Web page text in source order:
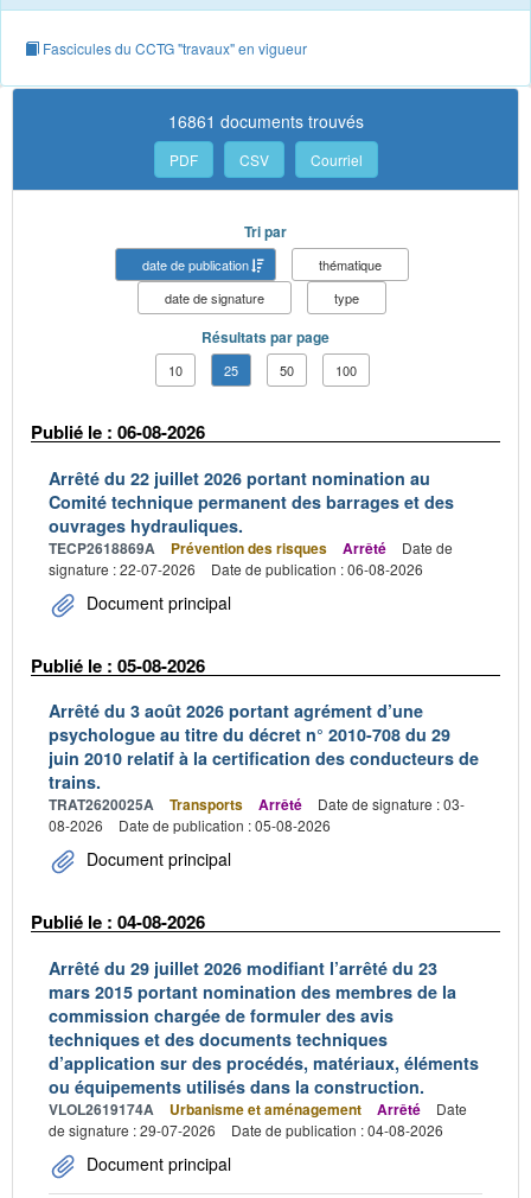
Fascicules du CCTG "travaux" en vigueur
16861 documents trouvés
PDF CSV Courriel
Tri par
date de publication
thématique
date de signature
type
Résultats par page
10 25 50 100
Publié le : 06-08-2026
Arrêté du 22 juillet 2026 portant nomination au
Comité technique permanent des barrages et des
ouvrages hydrauliques.
TECP2618869A Prévention des risques Arrêté
Date de
signature : 22-07-2026
Date de publication : 06-08-2026
Document principal
Publié le : 05-08-2026
Arrêté du 3 août 2026 portant agrément d’une
psychologue au titre du décret n° 2010-708 du 29
juin 2010 relatif à la certification des conducteurs de
trains.
TRAT2620025A Transports Arrêté
Date de signature : 03-
08-2026
Date de publication : 05-08-2026
Document principal
Publié le : 04-08-2026
Arrêté du 29 juillet 2026 modifiant l’arrêté du 23
mars 2015 portant nomination des membres de la
commission chargée de formuler des avis
techniques et des documents techniques
d’application sur des procédés, matériaux, éléments
ou équipements utilisés dans la construction.
VLOL2619174A Urbanisme et aménagement Arrêté
Date
de signature : 29-07-2026
Date de publication : 04-08-2026
Document principal